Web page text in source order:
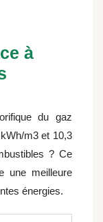
à
du gaz
m3 et 10,3
? Ce
une meilleure
énergies.